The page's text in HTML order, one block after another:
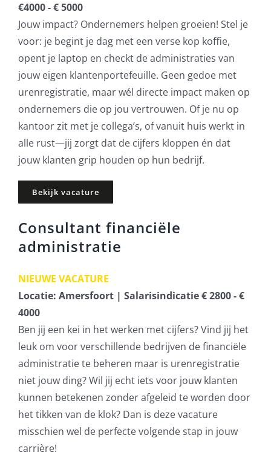
€4000 - € 5000
Jouw impact? Ondernemers helpen groeien! Stel je
voor: je begint je dag met een verse kop koffie,
opent je laptop en checkt de administraties van
jouw eigen klantenportefeuille. Geen gedoe met
urenregistratie, maar wél directe impact maken op
ondernemers die op jou vertrouwen. Of je nu op
kantoor zit met je collega’s, of vanuit huis werkt in
alle rust—jij zorgt dat de cijfers kloppen én dat
jouw klanten grip houden op hun bedrijf.
Bekijk vacature
Consultant financiële
administratie
NIEUWE VACATURE
Locatie: Amersfoort | Salarisindicatie € 2800 - €
4000
Ben jij een kei in het werken met cijfers? Vind jij het
leuk om voor verschillende bedrijven de financiële
administratie te beheren maar is urenregistratie
niet jouw ding? Wil jij echt iets voor jouw klanten
kunnen betekenen zonder afgeleid te worden door
het tikken van de klok? Dan is deze vacature
misschien wel de perfecte volgende stap in jouw
carrière!